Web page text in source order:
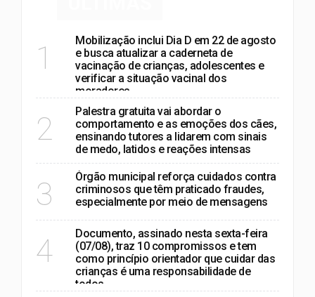
1
Mobilização inclui Dia D em 22 de agosto
e busca atualizar a caderneta de
vacinação de crianças, adolescentes e
verificar a situação vacinal dos
moradores
2
Palestra gratuita vai abordar o
comportamento e as emoções dos cães,
ensinando tutores a lidarem com sinais
de medo, latidos e reações intensas
3
Órgão municipal reforça cuidados contra
criminosos que têm praticado fraudes,
especialmente por meio de mensagens
4
Documento, assinado nesta sexta-feira
(07/08), traz 10 compromissos e tem
como princípio orientador que cuidar das
crianças é uma responsabilidade de
todos